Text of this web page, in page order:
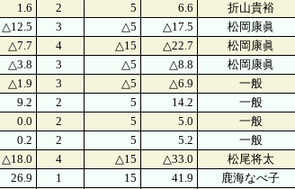
1.6 2 5 6.6 折山貴裕
△12.5 3 △5 △17.5 松岡康眞
△7.7 4 △15 △22.7 松岡康眞
△3.8 3 △5 △8.8 松岡康眞
△1.9 3 △5 △6.9 一般
9.2 2 5 14.2 一般
0.0 2 5 5.0 一般
0.2 2 5 5.2 一般
△18.0 4 △15 △33.0 松尾将太
26.9 1 15 41.9 鹿海なべ子